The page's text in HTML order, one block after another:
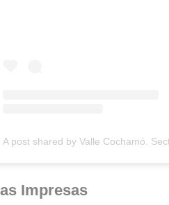
A post shared by Valle Cochamó.
Impresas